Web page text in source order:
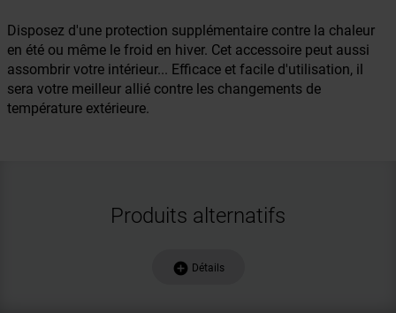
Disposez d'une protection supplémentaire contre la chaleur
en été ou même le froid en hiver. Cet accessoire peut aussi
assombrir votre intérieur... Efficace et facile d'utilisation, il
sera votre meilleur allié contre les changements de
température extérieure.
Produits alternatifs
add_circle Détails